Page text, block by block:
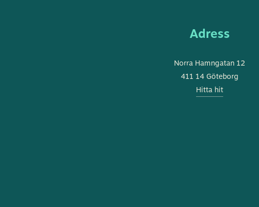
Adress
Norra Hamngatan 12
411 14 Göteborg
Hitta hit